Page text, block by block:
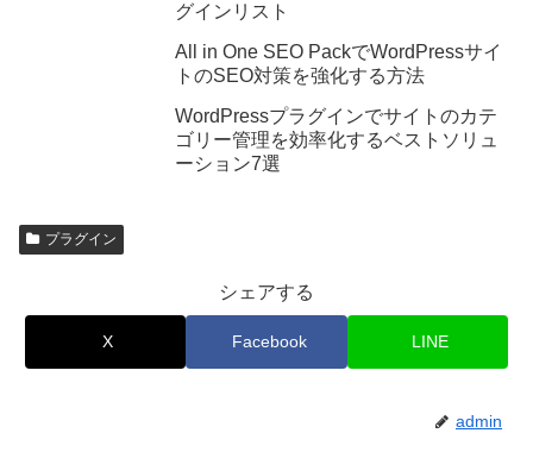
グインリスト
All in One SEO PackでWordPressサイ
トのSEO対策を強化する方法
WordPressプラグインでサイトのカテ
ゴリー管理を効率化するベストソリュ
ーション7選
プラグイン
シェアする
X Facebook LINE
admin